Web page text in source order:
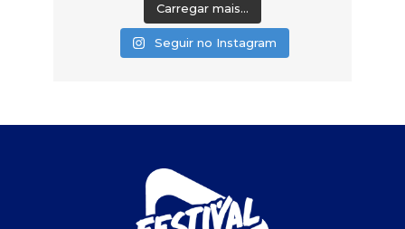
Carregar mais...
Seguir no Instagram